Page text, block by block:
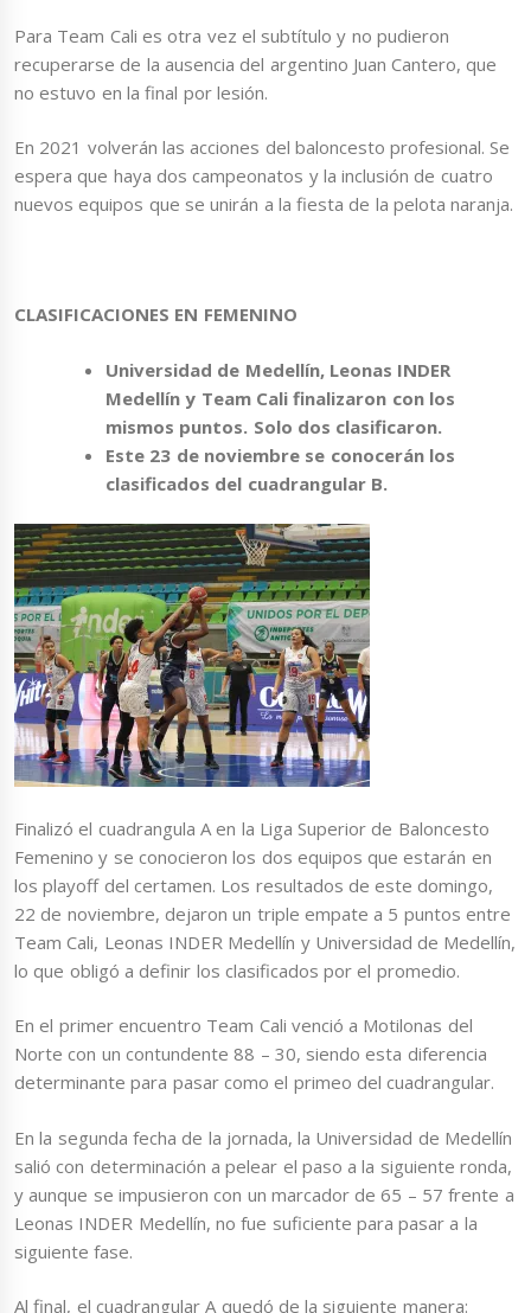
Para Team Cali es otra vez el subtítulo y no pudieron
recuperarse de la ausencia del argentino Juan Cantero, que
no estuvo en la final por lesión.
En 2021 volverán las acciones del baloncesto profesional. Se
espera que haya dos campeonatos y la inclusión de cuatro
nuevos equipos que se unirán a la fiesta de la pelota naranja.
CLASIFICACIONES EN FEMENINO
Universidad de Medellín, Leonas INDER
Medellín y Team Cali finalizaron con los
mismos puntos. Solo dos clasificaron.
Este 23 de noviembre se conocerán los
clasificados del cuadrangular B.
Finalizó el cuadrangula A en la Liga Superior de Baloncesto
Femenino y se conocieron los dos equipos que estarán en
los playoff del certamen. Los resultados de este domingo,
22 de noviembre, dejaron un triple empate a 5 puntos entre
Team Cali, Leonas INDER Medellín y Universidad de Medellín,
lo que obligó a definir los clasificados por el promedio.
En el primer encuentro Team Cali venció a Motilonas del
Norte con un contundente 88 – 30, siendo esta diferencia
determinante para pasar como el primeo del cuadrangular.
En la segunda fecha de la jornada, la Universidad de Medellín
salió con determinación a pelear el paso a la siguiente ronda,
y aunque se impusieron con un marcador de 65 – 57 frente a
Leonas INDER Medellín, no fue suficiente para pasar a la
siguiente fase.
Al final, el cuadrangular A quedó de la siguiente manera: